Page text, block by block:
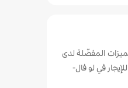
المفضّلة لدى
في لو فال-